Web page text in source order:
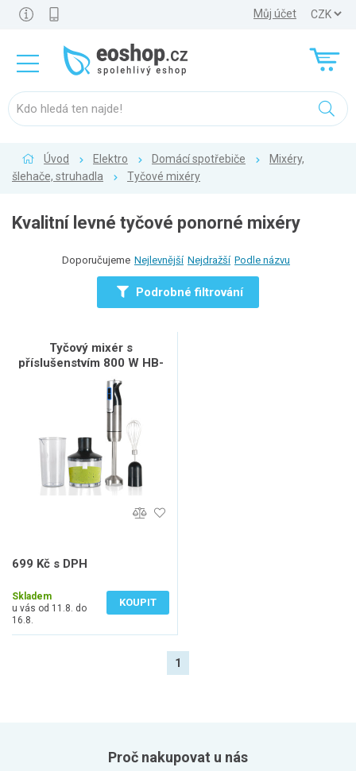
Můj účet
Úvod Elektro Domácí spotřebiče
Mixéry,
šlehače, struhadla
Tyčové mixéry
Kvalitní levné tyčové ponorné mixéry
Doporučujeme Nejlevnější Nejdražší Podle názvu
Podrobné filtrování
Tyčový mixér s
příslušenstvím 800 W HB-
105SDS
699 Kč s DPH
Skladem
u vás od 11.8. do
16.8.
KOUPIT
1
Proč nakupovat u nás